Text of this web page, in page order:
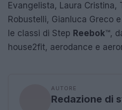
Evangelista, Laura Cristina,
Robustelli, Gianluca Greco
le classi di Step Reebok™,
house2fit, aerodance e
AUTORE
Redazione di